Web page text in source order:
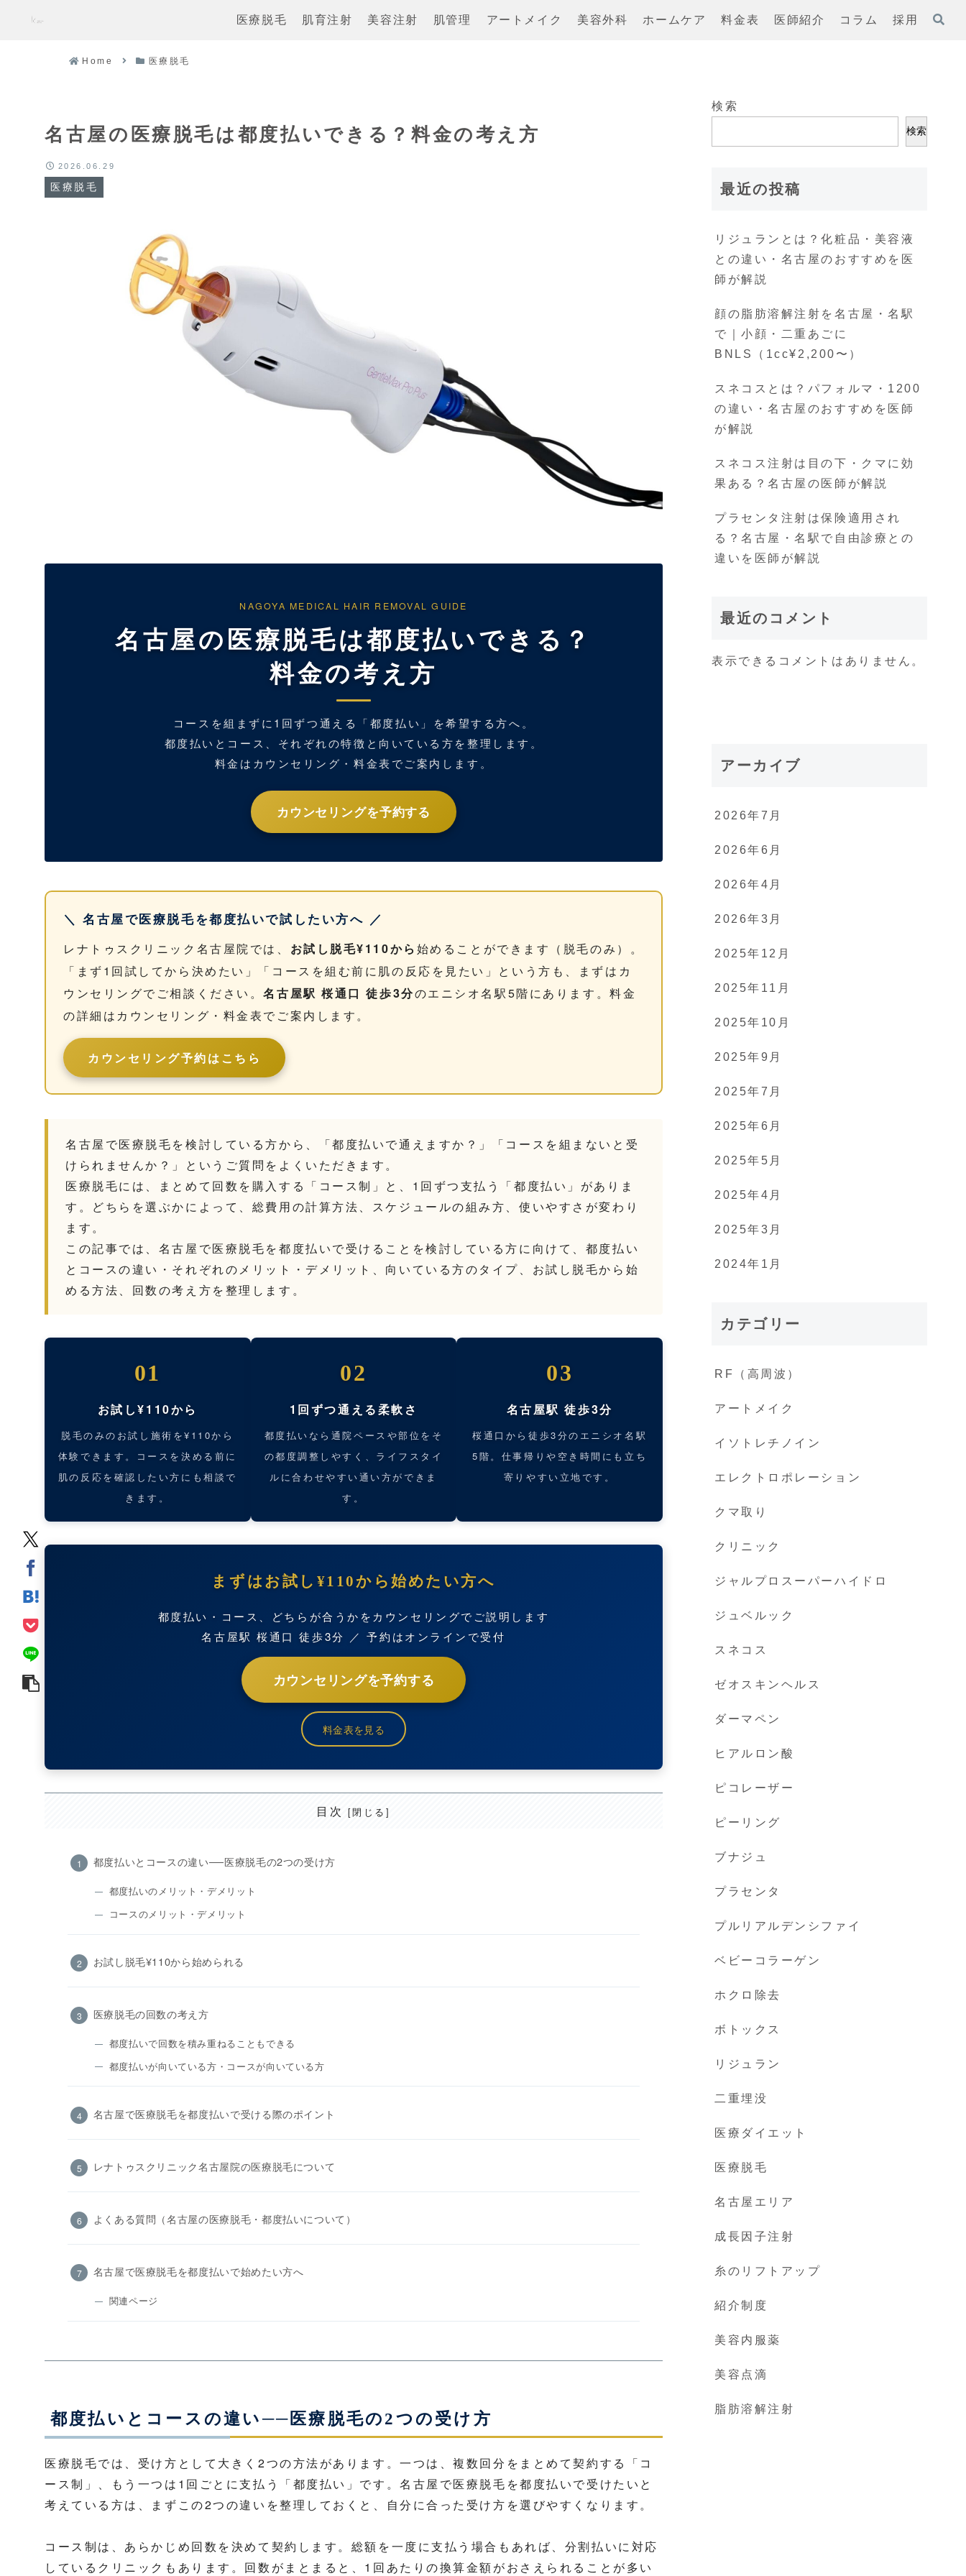
医療脱毛 肌育注射 美容注射 肌管理 アートメイク 美容外科 ホームケア 料金表 医師紹介 コラム 採用
Home 医療脱毛
名古屋の医療脱毛は都度払いできる？料金の考え方
医療脱毛
2026.06.29
NAGOYA MEDICAL HAIR REMOVAL GUIDE
名古屋の医療脱毛は都度払いできる？
料金の考え方
コースを組まずに1回ずつ通える「都度払い」を希望する方へ。
都度払いとコース、それぞれの特徴と向いている方を整理します。
料金はカウンセリング・料金表でご案内します。
カウンセリングを予約する
＼ 名古屋で医療脱毛を都度払いで試したい方へ ／
レナトゥスクリニック名古屋院では、 お試し脱毛¥110から 始めることができます（脱毛のみ）。
「まず1回試してから決めたい」「コースを組む前に肌の反応を見たい」という方も、まずはカ
ウンセリングでご相談ください。名古屋駅 桜通口 徒歩3分のエニシオ名駅5階にあります。料金
の詳細はカウンセリング・料金表でご案内します。
カウンセリング予約はこちら
名古屋で医療脱毛を検討している方から、「都度払いで通えますか？」「コースを組まないと受
けられませんか？」というご質問をよくいただきます。
医療脱毛には、まとめて回数を購入する「コース制」と、1回ずつ支払う「都度払い」がありま
す。どちらを選ぶかによって、総費用の計算方法、スケジュールの組み方、使いやすさが変わり
ます。
この記事では、名古屋で医療脱毛を都度払いで受けることを検討している方に向けて、都度払い
とコースの違い・それぞれのメリット・デメリット、向いている方のタイプ、お試し脱毛から始
める方法、回数の考え方を整理します。
01
お試し¥110から
脱毛のみのお試し施術を¥110から
体験できます。コースを決める前に
肌の反応を確認したい方にも相談で
きます。
02
1回ずつ通える柔軟さ
都度払いなら通院ペースや部位をそ
の都度調整しやすく、ライフスタイ
ルに合わせやすい通い方ができま
す。
03
名古屋駅 徒歩3分
桜通口から徒歩3分のエニシオ名駅
5階。仕事帰りや空き時間にも立ち
寄りやすい立地です。
まずはお試し¥110から始めたい方へ
都度払い・コース、どちらが合うかをカウンセリングでご説明します
名古屋駅 桜通口 徒歩3分 ／ 予約はオンラインで受付
カウンセリングを予約する
料金表を見る
目次
都度払いとコースの違い──医療脱毛の2つの受け方
都度払いのメリット・デメリット
コースのメリット・デメリット
お試し脱毛¥110から始められる
医療脱毛の回数の考え方
都度払いで回数を積み重ねることもできる
都度払いが向いている方・コースが向いている方
名古屋で医療脱毛を都度払いで受ける際のポイント
レナトゥスクリニック名古屋院の医療脱毛について
よくある質問（名古屋の医療脱毛・都度払いについて）
名古屋で医療脱毛を都度払いで始めたい方へ
関連ページ
都度払いとコースの違い──医療脱毛の2つの受け方
医療脱毛では、受け方として大きく2つの方法があります。一つは、複数回分をまとめて契約する「コ
ース制」、もう一つは1回ごとに支払う「都度払い」です。名古屋で医療脱毛を都度払いで受けたいと
考えている方は、まずこの2つの違いを整理しておくと、自分に合った受け方を選びやすくなります。
コース制は、あらかじめ回数を決めて契約します。総額を一度に支払う場合もあれば、分割払いに対応
しているクリニックもあります。回数がまとまると、1回あたりの換算金額がおさえられることが多い
検索
検索
最近の投稿
リジュランとは？化粧品・美容液
との違い・名古屋のおすすめを医
師が解説
顔の脂肪溶解注射を名古屋・名駅
で｜小顔・二重あごに
BNLS（1cc¥2,200〜）
スネコスとは？パフォルマ・1200
の違い・名古屋のおすすめを医師
が解説
スネコス注射は目の下・クマに効
果ある？名古屋の医師が解説
プラセンタ注射は保険適用され
る？名古屋・名駅で自由診療との
違いを医師が解説
最近のコメント
表示できるコメントはありません。
アーカイブ
2026年7月
2026年6月
2026年4月
2026年3月
2025年12月
2025年11月
2025年10月
2025年9月
2025年7月
2025年6月
2025年5月
2025年4月
2025年3月
2024年1月
カテゴリー
RF（高周波）
アートメイク
イソトレチノイン
エレクトロポレーション
クマ取り
クリニック
ジャルプロスーパーハイドロ
ジュベルック
スネコス
ゼオスキンヘルス
ダーマペン
ヒアルロン酸
ピコレーザー
ピーリング
ブナジュ
プラセンタ
プルリアルデンシファイ
ベビーコラーゲン
ホクロ除去
ボトックス
リジュラン
二重埋没
医療ダイエット
医療脱毛
名古屋エリア
成長因子注射
糸のリフトアップ
紹介制度
美容内服薬
美容点滴
脂肪溶解注射